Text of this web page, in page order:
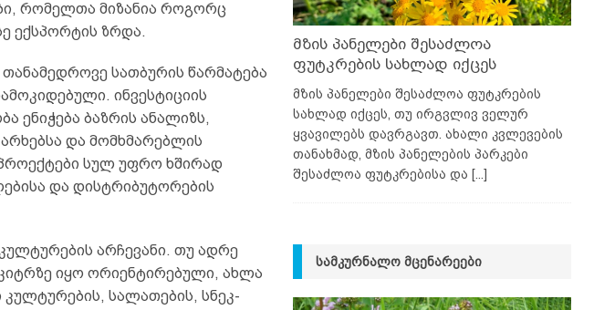
რომელთა მიზანია როგორც
ექსპორტის ზრდა.
სათბურის წარმატება
ინვესტიციის
ენიჭება ბაზრის ანალიზს,
და მომხმარებლის
სულ უფრო ხშირად
და დისტრიბუტორების
არჩევანი. თუ ადრე
იყო ორიენტირებული, ახლა
კულტურების, სალათების, სნეკ-
მზის პანელები შესაძლოა
ფუტკრების სახლად იქცეს
მზის პანელები შესაძლოა ფუტკრების
სახლად იქცეს, თუ ირგვლივ ველურ
ყვავილებს დავრგავთ. ახალი კვლევების
თანახმად, მზის პანელების პარკები
შესაძლოა ფუტკრებისა და [...]
ᲡᲐᲛᲙᲣᲠᲜᲐᲚᲝ ᲛᲪᲔᲜᲐᲠᲔᲔᲑᲘ